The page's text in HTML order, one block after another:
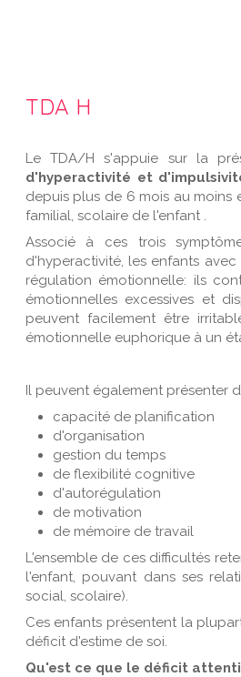
TDA H
Le TDA/H s'appuie sur la
d'hyperactivité et
depuis plus de 6 mois au moins
familial, scolaire de l'enfant .
Associé à ces trois
d'hyperactivité, les enfants
régulation émotionnelle: ils
émotionnelles excessives et
peuvent facilement être
émotionnelle euphorique à un
Il peuvent également présenter
capacité de planification
d'organisation
gestion du temps
de flexibilité cognitive
d'autorégulation
de motivation
de mémoire de travail
L'ensemble de ces difficultés
l'enfant, pouvant dans ses
social, scolaire).
Ces enfants présentent la
déficit d'estime de soi.
Qu'est ce que le déficit